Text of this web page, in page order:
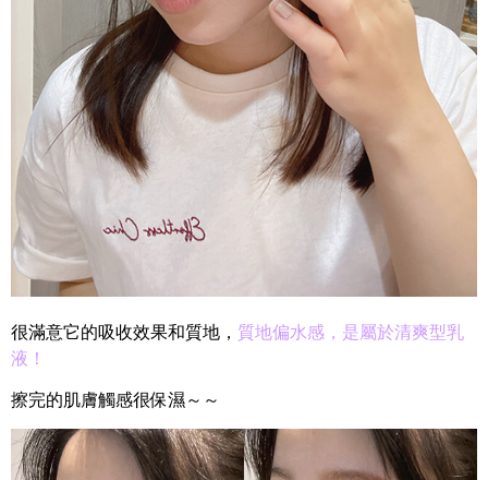
很滿意它的吸收效果和質地， 質地偏水感，是屬於清爽型乳
液！
擦完的肌膚觸感很保濕～～